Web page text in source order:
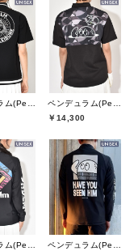
ペンデュラム(Pendulum)
ペンデュラム(Pendulum)
￥14,300
ペンデュラム(Pendulum)
ペンデュラム(Pendulum)